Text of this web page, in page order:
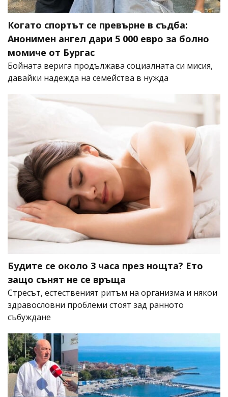
Когато спортът се превърне в съдба:
Анонимен ангел дари 5 000 евро за болно
момиче от Бургас
Бойната верига продължава социалната си мисия,
давайки надежда на семейства в нужда
Будите се около 3 часа през нощта? Ето
защо сънят не се връща
Стресът, естественият ритъм на организма и някои
здравословни проблеми стоят зад ранното
събуждане